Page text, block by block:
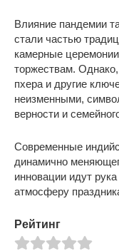
Влияние пандемии
стали частью
камерные
торжествам.
пхера и другие
неизменными,
верности и
Современные
динамично
инновации идут
атмосферу
Рейтинг